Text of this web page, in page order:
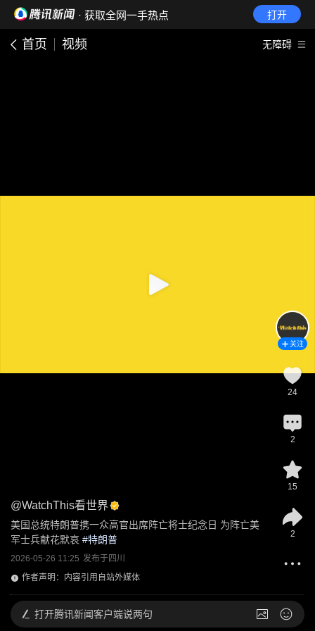
· 获取全网一手热点 打开
首页 视频 无障碍
@WatchThis看世界
美国总统特朗普携一众高官出席阵亡将士纪念日 为阵亡美
军士兵献花默哀 #特朗普
2026-05-26 11:25 发布于四川
作者声明：内容引用自站外媒体
关注
24
2
15
2
打开腾讯新闻客户端说两句